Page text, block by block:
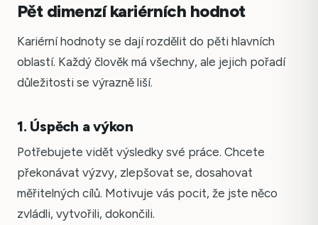
Pět dimenzí kariérních hodnot
Kariérní hodnoty se dají rozdělit do pěti hlavních
oblastí. Každý člověk má všechny, ale jejich pořadí
důležitosti se výrazně liší.
1. Úspěch a výkon
Potřebujete vidět výsledky své práce. Chcete
překonávat výzvy, zlepšovat se, dosahovat
měřitelných cílů. Motivuje vás pocit, že jste něco
zvládli, vytvořili, dokončili.